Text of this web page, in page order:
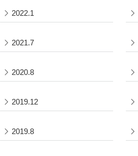
2022.1
2021.7
2020.8
2019.12
2019.8